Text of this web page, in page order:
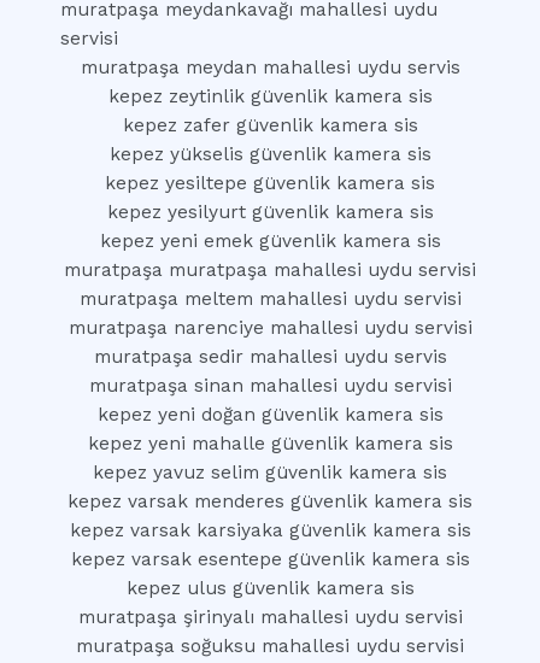
muratpaşa meydankavağı mahallesi uydu
servisi
muratpaşa meydan mahallesi uydu servis
kepez zeytinlik güvenlik kamera sis
kepez zafer güvenlik kamera sis
kepez yükselis güvenlik kamera sis
kepez yesiltepe güvenlik kamera sis
kepez yesilyurt güvenlik kamera sis
kepez yeni emek güvenlik kamera sis
muratpaşa muratpaşa mahallesi uydu servisi
muratpaşa meltem mahallesi uydu servisi
muratpaşa narenciye mahallesi uydu servisi
muratpaşa sedir mahallesi uydu servis
muratpaşa sinan mahallesi uydu servisi
kepez yeni doğan güvenlik kamera sis
kepez yeni mahalle güvenlik kamera sis
kepez yavuz selim güvenlik kamera sis
kepez varsak menderes güvenlik kamera sis
kepez varsak karsiyaka güvenlik kamera sis
kepez varsak esentepe güvenlik kamera sis
kepez ulus güvenlik kamera sis
muratpaşa şirinyalı mahallesi uydu servisi
muratpaşa soğuksu mahallesi uydu servisi